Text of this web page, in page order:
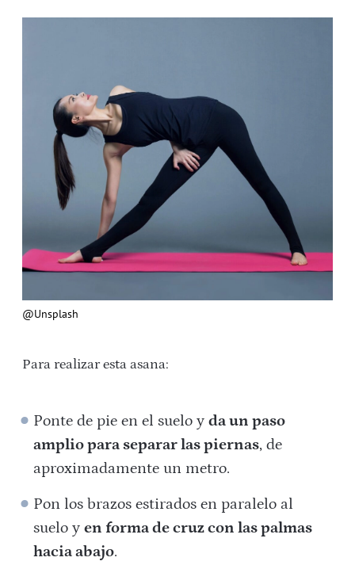
@Unsplash
Para realizar esta asana:
Ponte de pie en el suelo yda un paso
amplio para separar las piernas, de
aproximadamente un metro.
Pon los brazos estirados en paralelo al
suelo yen forma de cruz con las palmas
hacia abajo.